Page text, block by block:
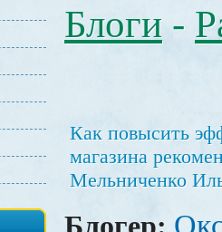
Блоги -
Как повысить
магазина
Мельниченко